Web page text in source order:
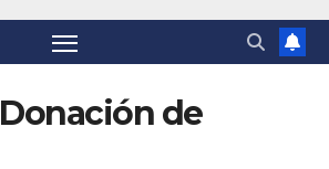
Donación de